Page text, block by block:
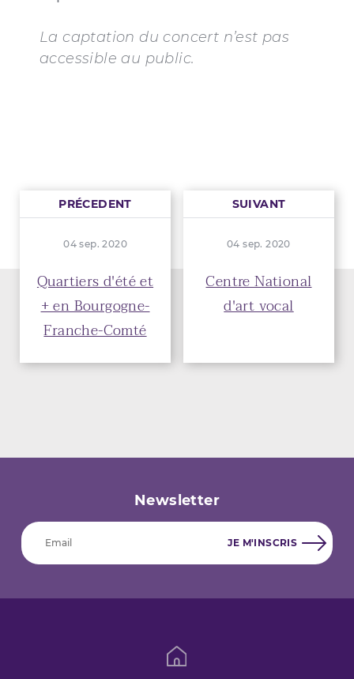
La captation du concert n’est pas
accessible au public.
PRÉCEDENT
04 sep. 2020
Quartiers d'été et
+ en Bourgogne-
Franche-Comté
SUIVANT
04 sep. 2020
Centre National
d'art vocal
Newsletter